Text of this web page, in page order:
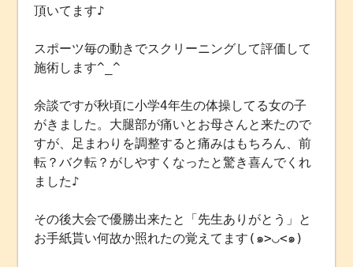
頂いてます♪
スポーツ毎の動きでスクリーニングして評価して
施術します^_^
余談ですが秋頃に小学4年生の体操してる女の子
がきました。大腿部が痛いとお母さんと来たので
すが、足まわりを調整すると痛みはもちろん、前
転？バク転？がしやすくなったと驚き喜んでくれ
ました♪
その後大会で優勝出来たと「先生ありがとう」と
お手紙貰い何故か照れたの覚えてます(๑>◡<๑)